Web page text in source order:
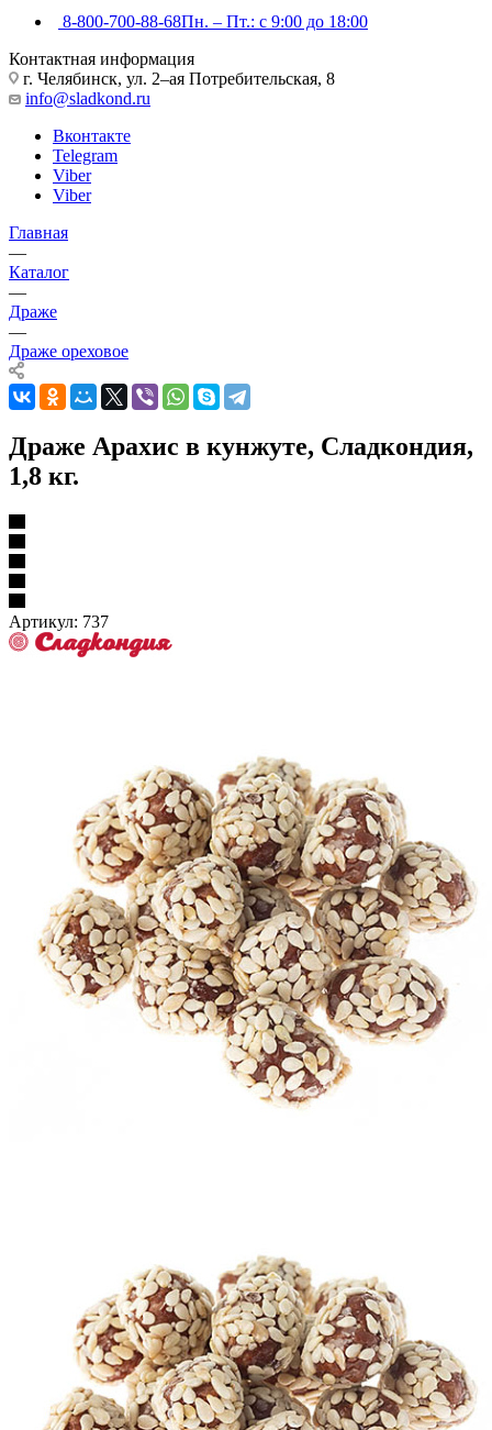
8-800-700-88-68Пн. – Пт.: с 9:00 до 18:00
Контактная информация
г. Челябинск, ул. 2–ая Потребительская, 8
info@sladkond.ru
Вконтакте
Telegram
Viber
Viber
Главная
—
Каталог
—
Драже
—
Драже ореховое
Драже Арахис в кунжуте, Сладкондия,
1,8 кг.
Артикул: 737